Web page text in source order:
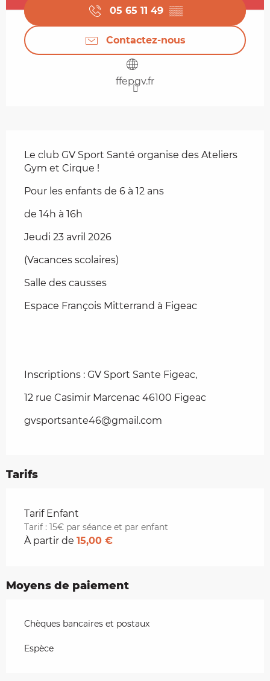
05 65 11 49 ▒▒
Contactez-nous
ffepgv.fr
Le club GV Sport Santé organise des Ateliers
Gym et Cirque !
Pour les enfants de 6 à 12 ans
de 14h à 16h
Jeudi 23 avril 2026
(Vacances scolaires)
Salle des causses
Espace François Mitterrand à Figeac
Inscriptions : GV Sport Sante Figeac,
12 rue Casimir Marcenac 46100 Figeac
gvsportsante46@gmail.com
Tarifs
Tarifs 2026
Tarif Enfant
Tarif : 15€ par séance et par enfant
À partir de 15,00 €
Moyens de paiement
Chèques bancaires et postaux
Espèce